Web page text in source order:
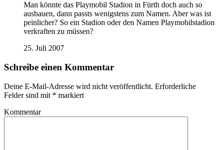
Man könnte das Playmobil Stadion in Fürth doch auch so
ausbauen, dann passts wenigstens zum Namen. Aber was ist
peinlicher? So ein Stadion oder den Namen Playmobilstadion
verkraften zu müssen?
25. Juli 2007
Schreibe einen Kommentar
Deine E-Mail-Adresse wird nicht veröffentlicht. Erforderliche
Felder sind mit * markiert
Kommentar